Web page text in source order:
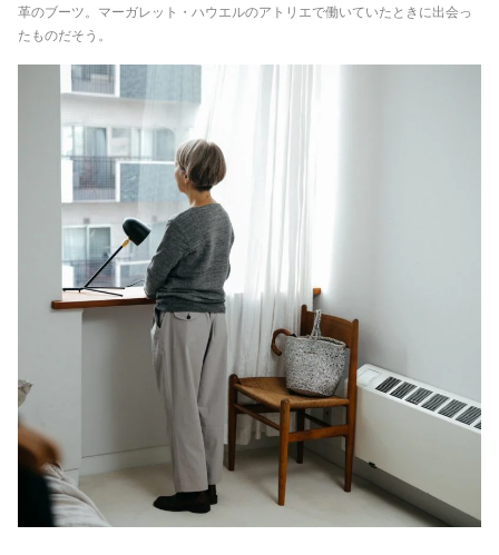
革のブーツ。マーガレット・ハウエルのアトリエで働いていたときに出会っ
たものだそう。